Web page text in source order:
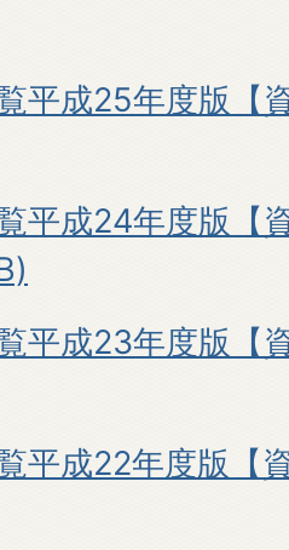
平成25年度版【
平成24年度版【
平成23年度版【
平成22年度版【